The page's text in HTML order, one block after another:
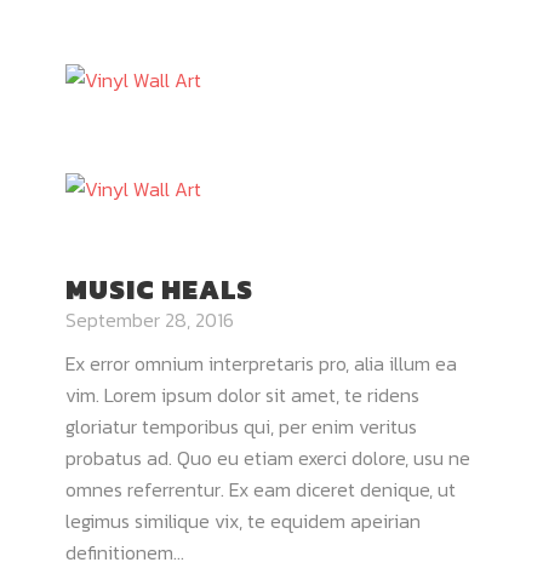
MUSIC HEALS
September 28, 2016
Ex error omnium interpretaris pro, alia illum ea
vim. Lorem ipsum dolor sit amet, te ridens
gloriatur temporibus qui, per enim veritus
probatus ad. Quo eu etiam exerci dolore, usu ne
omnes referrentur. Ex eam diceret denique, ut
legimus similique vix, te equidem apeirian
definitionem...